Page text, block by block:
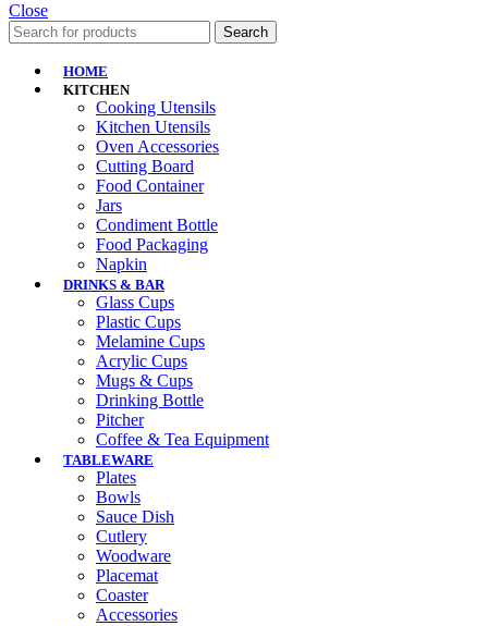
Close
Search
HOME
KITCHEN
Cooking Utensils
Kitchen Utensils
Oven Accessories
Cutting Board
Food Container
Jars
Condiment Bottle
Food Packaging
Napkin
DRINKS & BAR
Glass Cups
Plastic Cups
Melamine Cups
Acrylic Cups
Mugs & Cups
Drinking Bottle
Pitcher
Coffee & Tea Equipment
TABLEWARE
Plates
Bowls
Sauce Dish
Cutlery
Woodware
Placemat
Coaster
Accessories